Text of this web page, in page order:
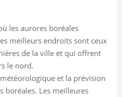
les aurores boréales
meilleurs endroits sont ceux
de la ville et qui offrent
le nord.
et la prévision
boréales. Les meilleures